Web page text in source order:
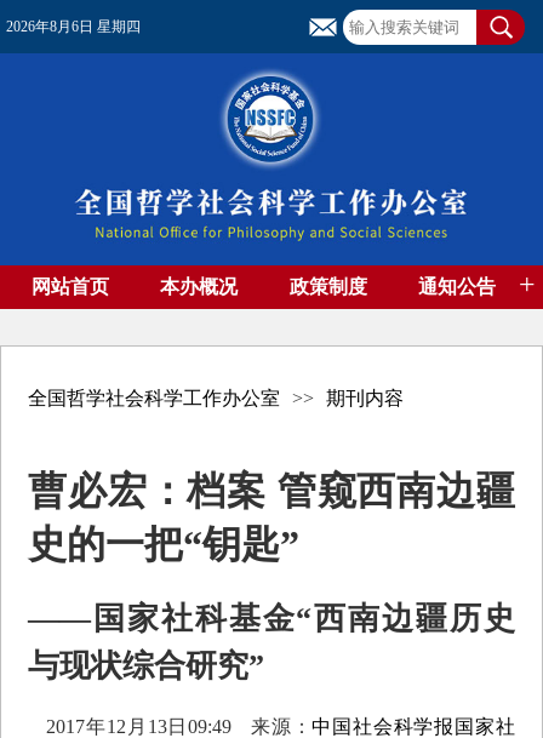
2026年8月6日 星期四
网站首页 本办概况 政策制度 通知公告 +
全国哲学社会科学工作办公室 >> 期刊内容
曹必宏：档案 管窥西南边疆
史的一把“钥匙”
——国家社科基金“西南边疆历史
与现状综合研究”
2017年12月13日09:49 来源：中国社会科学报国家社